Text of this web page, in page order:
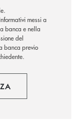
messi a
banca e nella
del
banca previo